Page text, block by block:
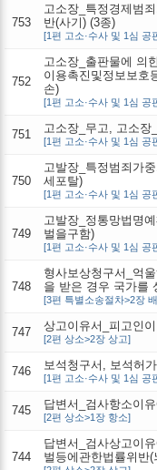
753
고소장_특정경제범
반(사기) (3종)
[1편 고소·수사 및 1심 공
752
고소장_출판물에 의
이용촉진및정보보호
손)
[1편 고소·수사 및 1심 공
751 고소장_무고, 고소장
[1편 고소·수사 및 1심 공
750
고발장_특정범죄가
세포탈)
[1편 고소·수사 및 1심 공
749
고발장_정통망법명
벌을구함)
[1편 고소·수사 및 1심 공
748
형사보상청구서_억
을 받은 경우 국가를
[3편 특별소송절차>2장
747 상고이유서_피고인
[2편 상소>2장 상고]
746 보석청구서, 보석허
[1편 고소·수사 및 1심 공
745 답변서_검사항소이
[2편 상소>1장 항소]
744
답변서_검사상고이
벌등에관한법률위반